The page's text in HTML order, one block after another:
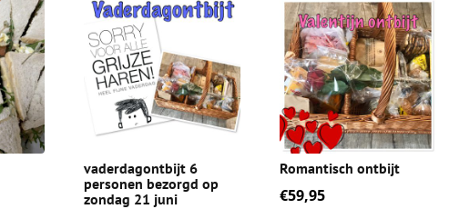
vaderdagontbijt 6
personen bezorgd op
zondag 21 juni
Romantisch ontbijt
€59,95